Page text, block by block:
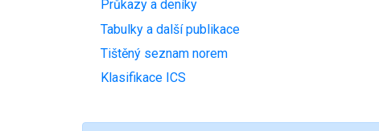
Průkazy a deníky
Tabulky a další publikace
Tištěný seznam norem
Klasifikace ICS